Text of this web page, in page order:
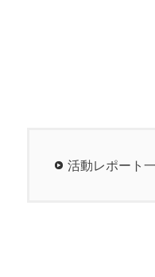
活動レポート